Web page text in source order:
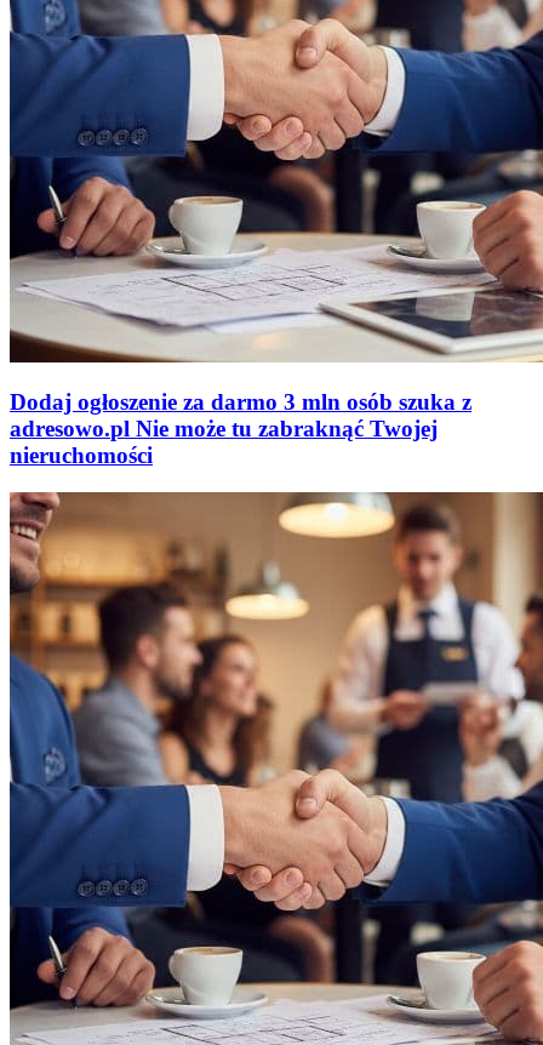
Dodaj ogłoszenie za darmo 3 mln osób szuka z
adresowo.pl Nie może tu zabraknąć Twojej
nieruchomości